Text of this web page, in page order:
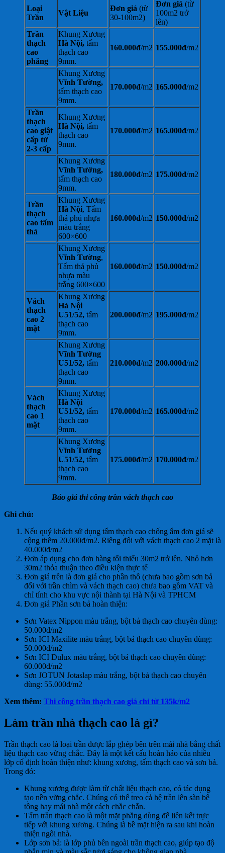
Loại
Trần
Vật Liệu
Đơn giá (từ
30-100m2)
Đơn giá (từ
100m2 trở
lên)
Trần
thạch
cao
phẳng
Khung Xương
Hà Nội, tấm
thạch cao
9mm.
160.000đ/m2 155.000đ/m2
Khung Xương
Vĩnh Tường,
tấm thạch cao
9mm.
170.000đ/m2 165.000đ/m2
Trần
thạch
cao giật
cấp từ
2-3 cấp
Khung Xương
Hà Nội, tấm
thạch cao
9mm.
170.000đ/m2 165.000đ/m2
Khung Xương
Vĩnh Tường,
tấm thạch cao
9mm.
180.000đ/m2 175.000đ/m2
Trần
thạch
cao tấm
thả
Khung Xương
Hà Nội, Tấm
thả phủ nhựa
màu trắng
600×600
160.000đ/m2 150.000đ/m2
Khung Xương
Vĩnh Tường,
Tấm thả phủ
nhựa màu
trắng 600×600
160.000đ/m2 150.000đ/m2
Vách
thạch
cao 2
mặt
Khung Xương
Hà Nội
U51/52, tấm
thạch cao
9mm.
200.000đ/m2 195.000đ/m2
Khung Xương
Vĩnh Tường
U51/52, tấm
thạch cao
9mm.
210.000đ/m2 200.000đ/m2
Vách
thạch
cao 1
mặt
Khung Xương
Hà Nội
U51/52, tấm
thạch cao
9mm.
170.000đ/m2 165.000đ/m2
Khung Xương
Vĩnh Tường
U51/52, tấm
thạch cao
9mm.
175.000đ/m2 170.000đ/m2
Báo giá thi công trần vách thạch cao
Ghi chú:
Nếu quý khách sử dụng tấm thạch cao chống ẩm đơn giá sẽ
cộng thêm 20.000đ/m2. Riêng đối với vách thạch cao 2 mặt là
40.000đ/m2
Đơn áp dụng cho đơn hàng tối thiểu 30m2 trở lên. Nhỏ hơn
30m2 thỏa thuận theo điều kiện thực tế
Đơn giá trên là đơn giá cho phần thô (chưa bao gồm sơn bả
đối với trần chìm và vách thạch cao) chưa bao gồm VAT và
chỉ tính cho khu vực nội thành tại Hà Nội và TPHCM
Đơn giá Phần sơn bả hoàn thiện:
Sơn Vatex Nippon màu trắng, bột bả thạch cao chuyên dùng:
50.000đ/m2
Sơn ICI Maxilite màu trắng, bột bả thạch cao chuyên dùng:
50.000đ/m2
Sơn ICI Dulux màu trắng, bột bả thạch cao chuyên dùng:
60.000đ/m2
Sơn JOTUN Jotaslap màu trắng, bột bả thạch cao chuyên
dùng: 55.000đ/m2
Xem thêm: Thi công trần thạch cao giá chỉ từ 135k/m2
Làm trần nhà thạch cao là gì?
Trần thạch cao là loại trần được lắp ghép bên trên mái nhà bằng chất
liệu thạch cao vững chắc. Đây là một kết cấu hoàn hảo của nhiều
lớp cố định hoàn thiện như: khung xương, tấm thạch cao và sơn bả.
Trong đó:
Khung xương được làm từ chất liệu thạch cao, có tác dụng
tạo nền vững chắc. Chúng có thể treo cả hệ trần lên sàn bê
tông hay mái nhà một cách chắc chắn.
Tấm trần thạch cao là một mặt phẳng dùng để liên kết trực
tiếp với khung xương. Chúng là bề mặt hiện ra sau khi hoàn
thiện ngôi nhà.
Lớp sơn bả: là lớp phủ bên ngoài trần thạch cao, giúp tạo độ